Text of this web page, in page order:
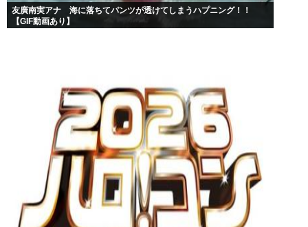
友廣南実アナ 海に落ちてパンツが透けてしまうハプニング！！
【GIF動画あり】